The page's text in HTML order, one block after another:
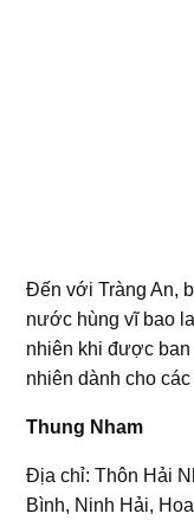
Đến với Tràng An,
nước hùng vĩ bao
nhiên khi được
nhiên dành cho
Thung Nham
Địa chỉ: Thôn Hải
Bình, Ninh Hải,